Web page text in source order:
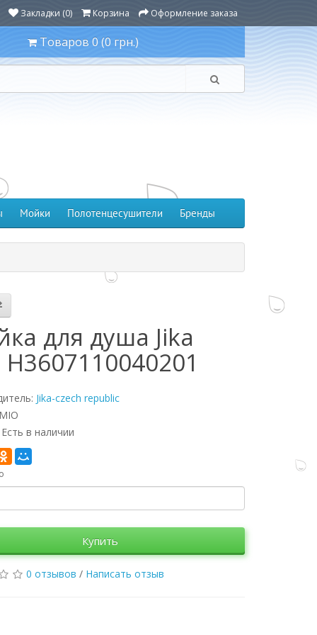
Закладки (0) Корзина Оформление заказа
Товаров 0 (0 грн.)
Мойки Полотенцесушители Бренды
для душа Jika
Jika-czech republic
в наличии
Купить
0 отзывов / Написать отзыв